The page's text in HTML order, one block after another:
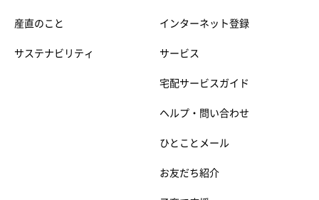
産直のこと
サステナビリティ
インターネット登録
サービス
宅配サービスガイド
ヘルプ・問い合わせ
ひとことメール
お友だち紹介